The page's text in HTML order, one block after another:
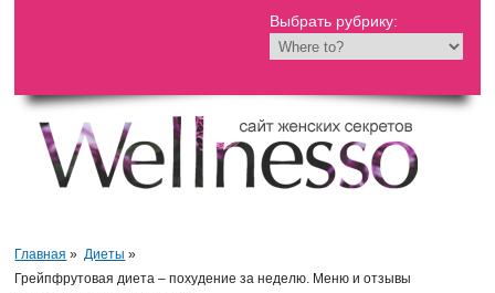
Выбрать рубрику:
Главная » Диеты »
Грейпфрутовая диета – похудение за неделю. Меню и отзывы